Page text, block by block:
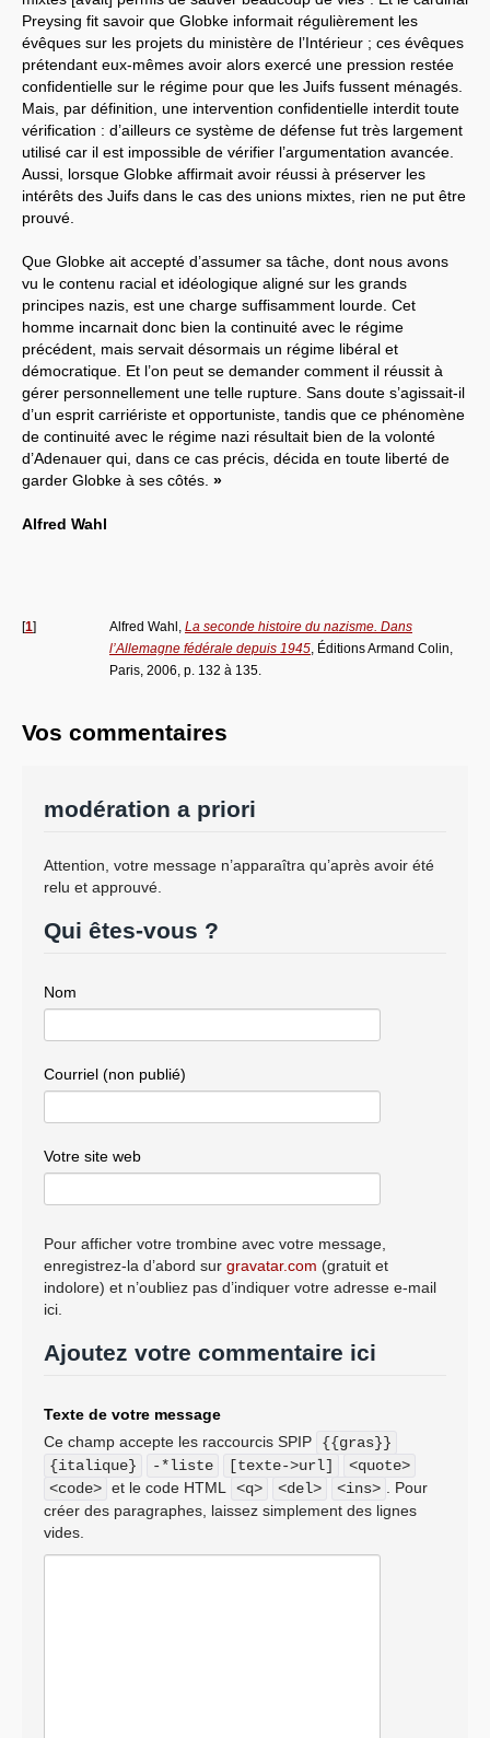
Preysing fit savoir que Globke informait régulièrement les
évêques sur les projets du ministère de l’Intérieur ; ces évêques
prétendant eux-mêmes avoir alors exercé une pression restée
confidentielle sur le régime pour que les Juifs fussent ménagés.
Mais, par définition, une intervention confidentielle interdit toute
vérification : d’ailleurs ce système de défense fut très largement
utilisé car il est impossible de vérifier l’argumentation avancée.
Aussi, lorsque Globke affirmait avoir réussi à préserver les
intérêts des Juifs dans le cas des unions mixtes, rien ne put être
prouvé.
Que Globke ait accepté d’assumer sa tâche, dont nous avons
vu le contenu racial et idéologique aligné sur les grands
principes nazis, est une charge suffisamment lourde. Cet
homme incarnait donc bien la continuité avec le régime
précédent, mais servait désormais un régime libéral et
démocratique. Et l’on peut se demander comment il réussit à
gérer personnellement une telle rupture. Sans doute s’agissait-il
d’un esprit carriériste et opportuniste, tandis que ce phénomène
de continuité avec le régime nazi résultait bien de la volonté
d’Adenauer qui, dans ce cas précis, décida en toute liberté de
garder Globke à ses côtés. »
Alfred Wahl
[1] Alfred Wahl, La seconde histoire du nazisme. Dans
l’Allemagne fédérale depuis 1945 , Éditions Armand Colin,
Paris, 2006, p. 132 à 135.
Vos commentaires
modération a priori
Attention, votre message n’apparaîtra qu’après avoir été
relu et approuvé.
Qui êtes-vous ?
Nom
Courriel (non publié)
Votre site web
Pour afficher votre trombine avec votre message,
enregistrez-la d’abord sur gravatar.com (gratuit et
indolore) et n’oubliez pas d’indiquer votre adresse e-mail
ici.
Ajoutez votre commentaire ici
Texte de votre message
Ce champ accepte les raccourcis SPIP
{{gras}}
{italique}
-*liste [texte->url]
<quote>
<code> et le code HTML <q> <del> <ins>
. Pour
créer des paragraphes, laissez simplement des lignes
vides.